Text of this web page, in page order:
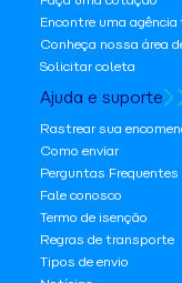
Encontre uma agência
Conheça nossa área
Solicitar coleta
Ajuda e suporte
Rastrear sua
Como enviar
Perguntas Frequentes
Fale conosco
Termo de isenção
Regras de transporte
Tipos de envio